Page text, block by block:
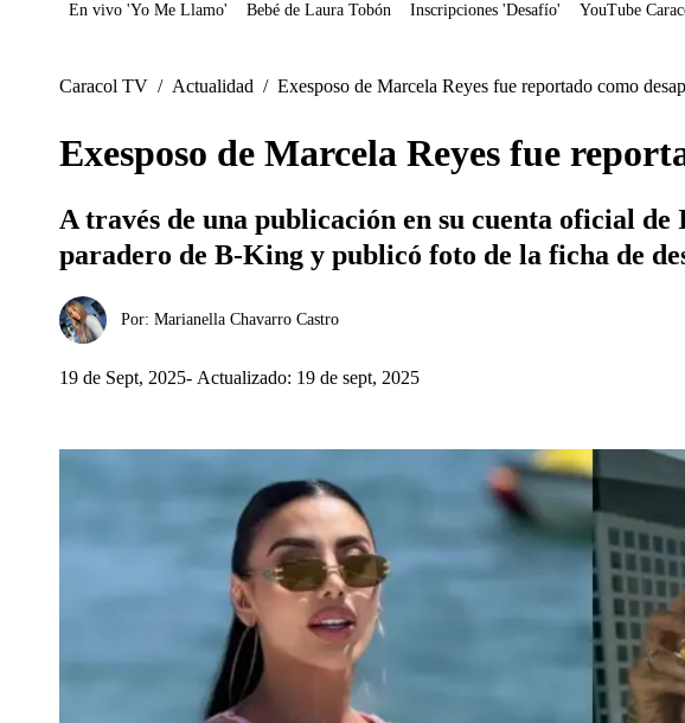
Juegos
En vivo 'Yo Me Llamo' Bebé de Laura Tobón Inscripciones 'Desafío' YouTube
Caracol TV / Actualidad / Exesposo de Marcela Reyes fue reportado como
Exesposo de Marcela Reyes fue
A través de una publicación en su cuenta oficial
paradero de B-King y publicó foto de la ficha de
Por: Marianella Chavarro Castro
19 de Sept, 2025 Actualizado: 19 de sept, 2025